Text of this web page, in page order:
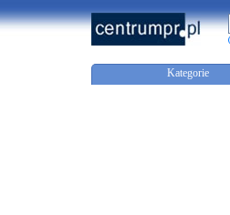
Kategorie